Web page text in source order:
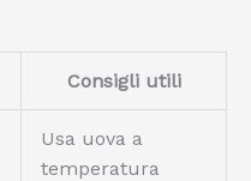
Consigli utili
Usa uova a
temperatura